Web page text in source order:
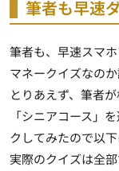
筆者も早速
筆者も、早速スマ
マネークイズなのか
とりあえず、筆者
「シニアコース」
クしてみたので以下
実際のクイズは全部